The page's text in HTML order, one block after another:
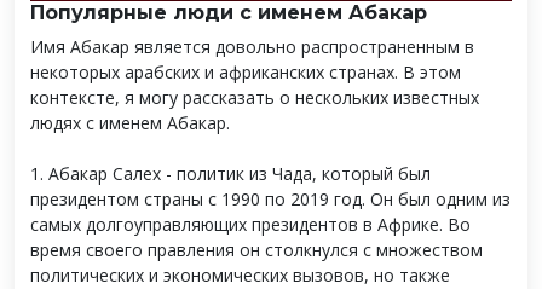
Популярные люди с именем Абакар
Имя Абакар является довольно распространенным в
некоторых арабских и африканских странах. В этом
контексте, я могу рассказать о нескольких известных
людях с именем Абакар.
1. Абакар Салех - политик из Чада, который был
президентом страны с 1990 по 2019 год. Он был одним из
самых долгоуправляющих президентов в Африке. Во
время своего правления он столкнулся с множеством
политических и экономических вызовов, но также